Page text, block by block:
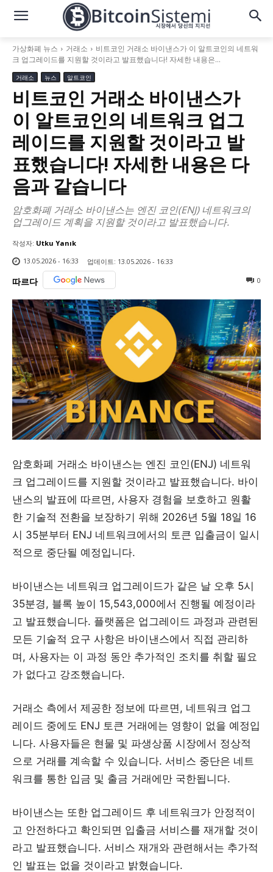
가상화폐 뉴스 거래소
비트코인 거래소 바이낸스가 이 알트코인의 네트워
크 업그레이드를 지원할 것이라고 발표했습니다! 자세한 내용은...
거래소 뉴스 알트코인
비트코인 거래소 바이낸스가
이 알트코인의 네트워크 업그
레이드를 지원할 것이라고 발
표했습니다! 자세한 내용은 다
음과 같습니다
암호화폐 거래소 바이낸스는 엔진 코인(ENJ) 네트워크의
업그레이드 계획을 지원할 것이라고 발표했습니다.
작성자: Utku Yanık
13.05.2026 - 16:33
업데이트: 13.05.2026 - 16:33
따르다 0
암호화폐 거래소 바이낸스는 엔진 코인(ENJ) 네트워
크 업그레이드를 지원할 것이라고 발표했습니다. 바이
낸스의 발표에 따르면, 사용자 경험을 보호하고 원활
한 기술적 전환을 보장하기 위해 2026년 5월 18일 16
시 35분부터 ENJ 네트워크에서의 토큰 입출금이 일시
적으로 중단될 예정입니다.
바이낸스는 네트워크 업그레이드가 같은 날 오후 5시
35분경, 블록 높이 15,543,000에서 진행될 예정이라
고 발표했습니다. 플랫폼은 업그레이드 과정과 관련된
모든 기술적 요구 사항은 바이낸스에서 직접 관리하
며, 사용자는 이 과정 동안 추가적인 조치를 취할 필요
가 없다고 강조했습니다.
거래소 측에서 제공한 정보에 따르면, 네트워크 업그
레이드 중에도 ENJ 토큰 거래에는 영향이 없을 예정입
니다. 사용자들은 현물 및 파생상품 시장에서 정상적
으로 거래를 계속할 수 있습니다. 서비스 중단은 네트
워크를 통한 입금 및 출금 거래에만 국한됩니다.
바이낸스는 또한 업그레이드 후 네트워크가 안정적이
고 안전하다고 확인되면 입출금 서비스를 재개할 것이
라고 발표했습니다. 서비스 재개와 관련해서는 추가적
인 발표는 없을 것이라고 밝혔습니다.